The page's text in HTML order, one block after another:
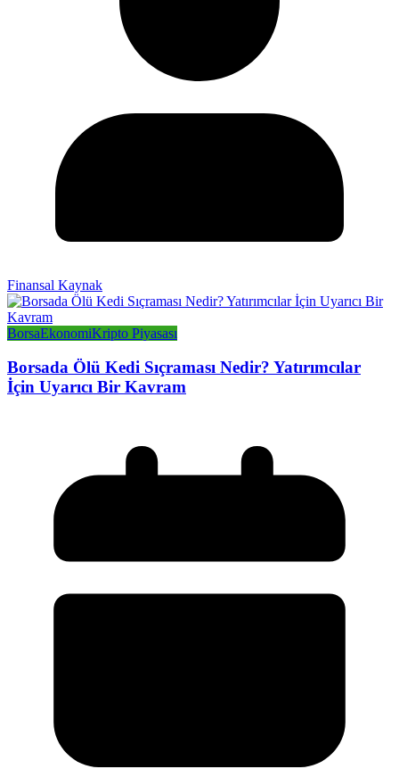
Finansal Kaynak
BorsaEkonomiKripto Piyasası
Borsada Ölü Kedi Sıçraması Nedir? Yatırımcılar
İçin Uyarıcı Bir Kavram